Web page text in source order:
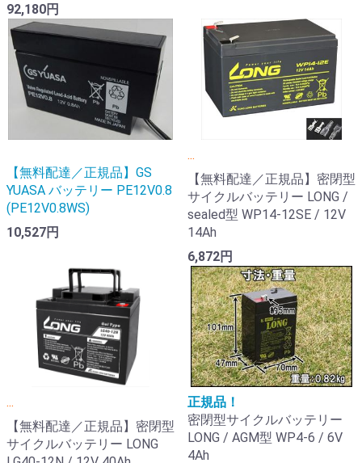
92,180円
【無料配達／正規品】GS
YUASA バッテリー PE12V0.8
(PE12V0.8WS)
10,527円
...
【無料配達／正規品】密閉型
サイクルバッテリー LONG /
sealed型 WP14-12SE / 12V
14Ah
6,872円
...
【無料配達／正規品】密閉型
サイクルバッテリー LONG
正規品！
密閉型サイクルバッテリー
LONG / AGM型 WP4-6 / 6V
4Ah